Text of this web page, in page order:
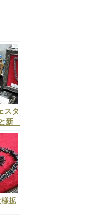
スタ
新
販
拡